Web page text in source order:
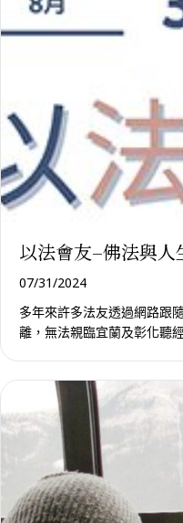
以法會友–佛法與人
07/31/2024
多年來許多法友透過網路跟
離，無法親臨宜蘭及彰化聽